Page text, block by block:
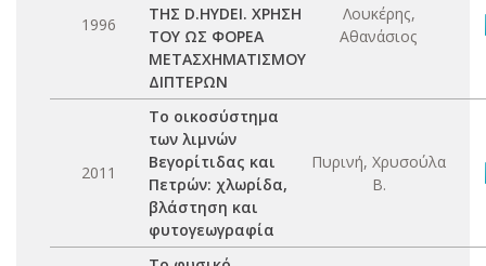
1996
ΤΗΣ D.HYDEI. ΧΡΗΣΗ
ΤΟΥ ΩΣ ΦΟΡΕΑ
ΜΕΤΑΣΧΗΜΑΤΙΣΜΟΥ
ΔΙΠΤΕΡΩΝ
Λουκέρης,
Αθανάσιος
2011
Το οικοσύστημα
των λιμνών
Βεγορίτιδας και
Πετρών: χλωρίδα,
βλάστηση και
φυτογεωγραφία
Πυρινή, Χρυσούλα
Β.